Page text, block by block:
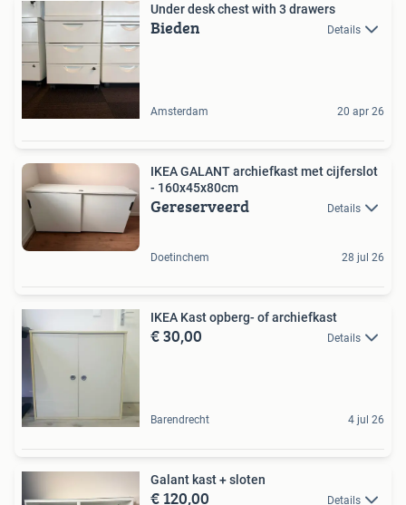
Under desk chest with 3 drawers
Bieden Details
Amsterdam 20 apr 26
IKEA GALANT archiefkast met cijferslot
- 160x45x80cm
Gereserveerd Details
Doetinchem 28 jul 26
IKEA Kast opberg- of archiefkast
€ 30,00 Details
Barendrecht 4 jul 26
Galant kast + sloten
€ 120,00 Details